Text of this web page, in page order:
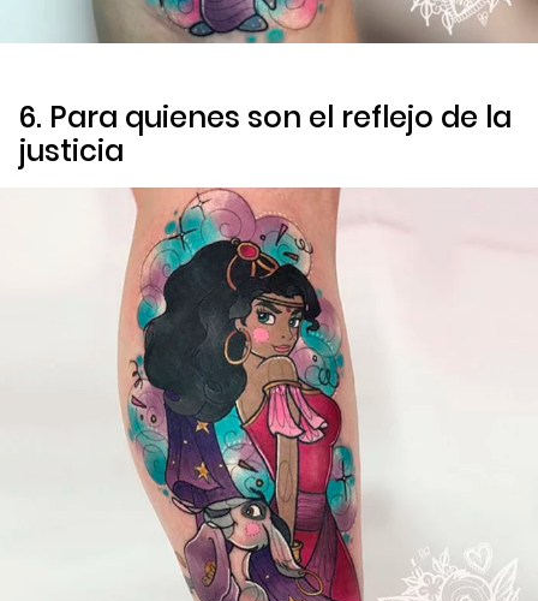
6. Para quienes son el reflejo de la
justicia